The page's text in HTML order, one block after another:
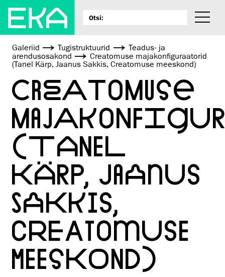
Galeriid Tugistruktuurid
Teadus- ja
arendusosakond
Creatomuse majakonfiguraatorid
(Tanel Kärp, Jaanus Sakkis, Creatomuse meeskond)
CREATOMUSE
(TANEL
KÄRP, JAANUS
SAKKIS,
CREATOMUSE
MEESKOND)